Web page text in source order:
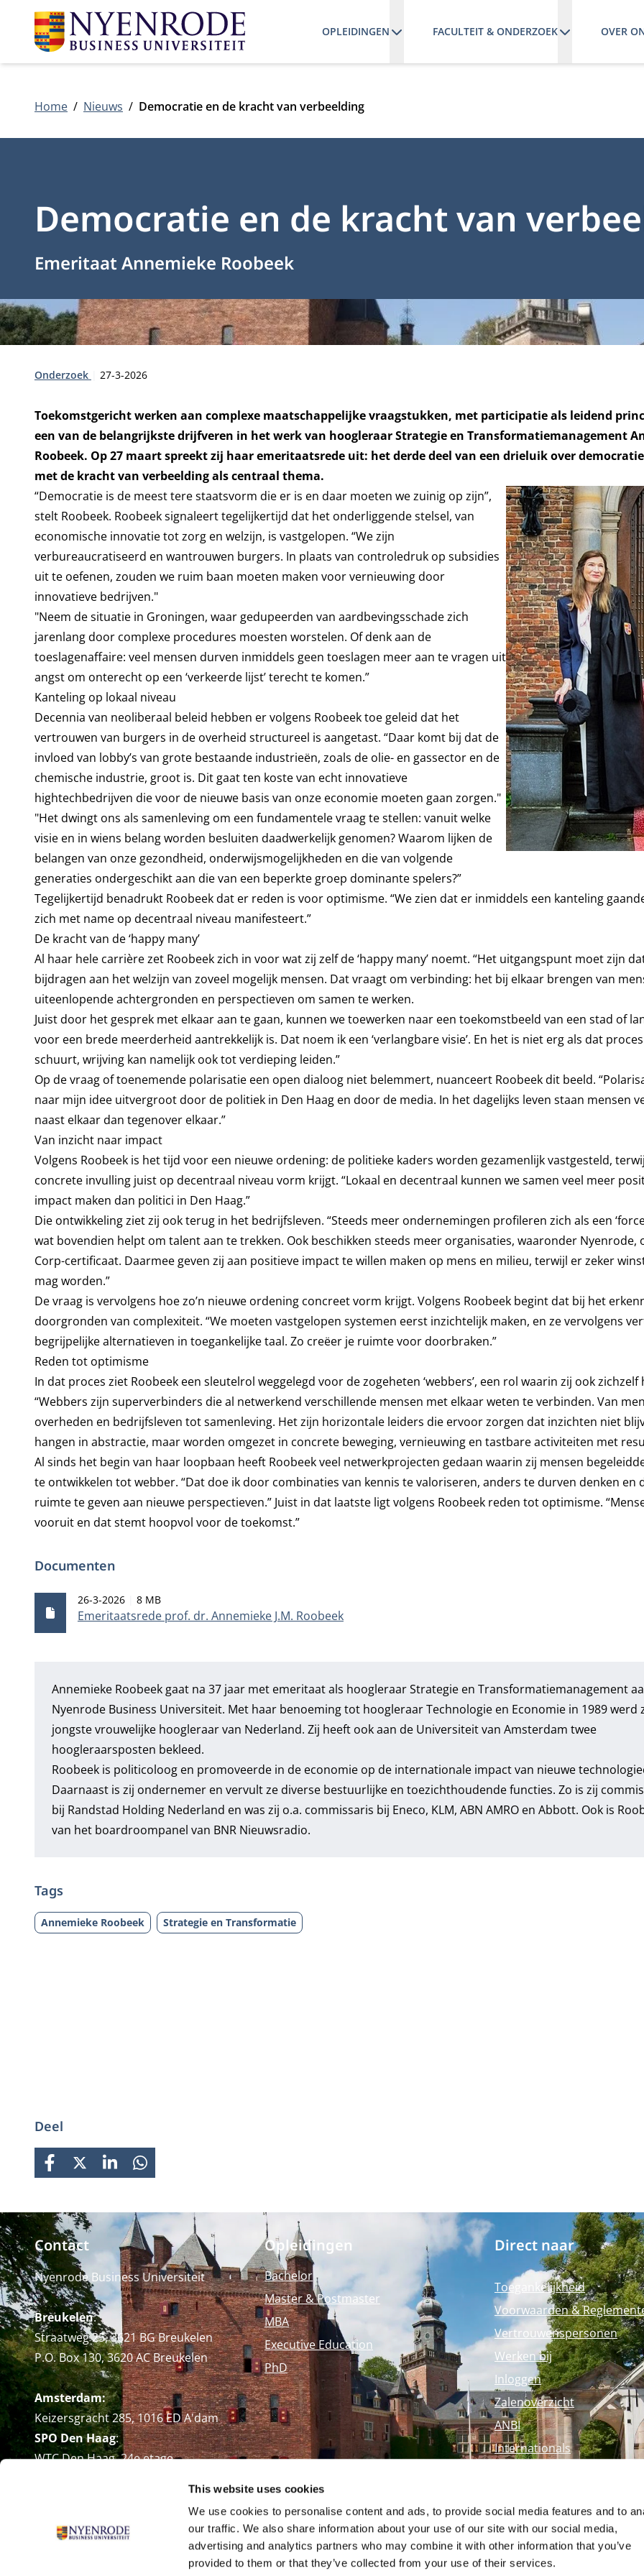
This website uses cookies
We use cookies to personalise content and ads, to provide social media features and to
our traffic. We also share information about your use of our site with our social media,
advertising and analytics partners who may combine it with other information that you’ve
provided to them or that they’ve collected from your use of their services.
OPLEIDINGEN FACULTEIT & ONDERZOEK OVER
Home Nieuws Democratie en de kracht van verbeelding
Democratie en de kracht van
Emeritaat Annemieke Roobeek
Type:
Onderzoek Publicatiedatum:
27-3-2026
Toekomstgericht werken aan complexe maatschappelijke vraagstukken, met participatie als leidend
een van de belangrijkste drijfveren in het werk van hoogleraar Strategie en Transformatiemanagement
Roobeek. Op 27 maart spreekt zij haar emeritaatsrede uit: het derde deel van een drieluik over
met de kracht van verbeelding als centraal thema.
“Democratie is de meest tere staatsvorm die er is en daar moeten we zuinig op zijn”,
stelt Roobeek. Roobeek signaleert tegelijkertijd dat het onderliggende stelsel, van
economische innovatie tot zorg en welzijn, is vastgelopen. “We zijn
verbureaucratiseerd en wantrouwen burgers. In plaats van controledruk op subsidies
uit te oefenen, zouden we ruim baan moeten maken voor vernieuwing door
innovatieve bedrijven."
"Neem de situatie in Groningen, waar gedupeerden van aardbevingsschade zich
jarenlang door complexe procedures moesten worstelen. Of denk aan de
toeslagenaffaire: veel mensen durven inmiddels geen toeslagen meer aan te vragen uit
angst om onterecht op een ‘verkeerde lijst’ terecht te komen.”
Kanteling op lokaal niveau
Decennia van neoliberaal beleid hebben er volgens Roobeek toe geleid dat het
vertrouwen van burgers in de overheid structureel is aangetast. “Daar komt bij dat de
invloed van lobby’s van grote bestaande industrieën, zoals de olie- en gassector en de
chemische industrie, groot is. Dit gaat ten koste van echt innovatieve
hightechbedrijven die voor de nieuwe basis van onze economie moeten gaan zorgen."
"Het dwingt ons als samenleving om een fundamentele vraag te stellen: vanuit welke
visie en in wiens belang worden besluiten daadwerkelijk genomen? Waarom lijken de
belangen van onze gezondheid, onderwijsmogelijkheden en die van volgende
generaties ondergeschikt aan die van een beperkte groep dominante spelers?”
Tegelijkertijd benadrukt Roobeek dat er reden is voor optimisme. “We zien dat er inmiddels een kanteling
zich met name op decentraal niveau manifesteert.”
De kracht van de ‘happy many’
Al haar hele carrière zet Roobeek zich in voor wat zij zelf de ‘happy many’ noemt. “Het uitgangspunt moet zijn
bijdragen aan het welzijn van zoveel mogelijk mensen. Dat vraagt om verbinding: het bij elkaar brengen van
uiteenlopende achtergronden en perspectieven om samen te werken.
Juist door het gesprek met elkaar aan te gaan, kunnen we toewerken naar een toekomstbeeld van een stad of
voor een brede meerderheid aantrekkelijk is. Dat noem ik een ‘verlangbare visie’. En het is niet erg als dat
schuurt, wrijving kan namelijk ook tot verdieping leiden.”
Op de vraag of toenemende polarisatie een open dialoog niet belemmert, nuanceert Roobeek dit beeld.
naar mijn idee uitvergroot door de politiek in Den Haag en door de media. In het dagelijks leven staan mensen
naast elkaar dan tegenover elkaar.”
Van inzicht naar impact
Volgens Roobeek is het tijd voor een nieuwe ordening: de politieke kaders worden gezamenlijk vastgesteld,
concrete invulling juist op decentraal niveau vorm krijgt. “Lokaal en decentraal kunnen we samen veel meer
impact maken dan politici in Den Haag.”
Die ontwikkeling ziet zij ook terug in het bedrijfsleven. “Steeds meer ondernemingen profileren zich als een
wat bovendien helpt om talent aan te trekken. Ook beschikken steeds meer organisaties, waaronder Nyenrode,
Corp-certificaat. Daarmee geven zij aan positieve impact te willen maken op mens en milieu, terwijl er zeker
mag worden.”
De vraag is vervolgens hoe zo’n nieuwe ordening concreet vorm krijgt. Volgens Roobeek begint dat bij het
doorgronden van complexiteit. “We moeten vastgelopen systemen eerst inzichtelijk maken, en ze vervolgens
begrijpelijke alternatieven in toegankelijke taal. Zo creëer je ruimte voor doorbraken.”
Reden tot optimisme
In dat proces ziet Roobeek een sleutelrol weggelegd voor de zogeheten ‘webbers’, een rol waarin zij ook zichzelf
“Webbers zijn superverbinders die al netwerkend verschillende mensen met elkaar weten te verbinden. Van
overheden en bedrijfsleven tot samenleving. Het zijn horizontale leiders die ervoor zorgen dat inzichten niet
hangen in abstractie, maar worden omgezet in concrete beweging, vernieuwing en tastbare activiteiten met
Al sinds het begin van haar loopbaan heeft Roobeek veel netwerkprojecten gedaan waarin zij mensen
te ontwikkelen tot webber. “Dat doe ik door combinaties van kennis te valoriseren, anders te durven denken en
ruimte te geven aan nieuwe perspectieven.” Juist in dat laatste ligt volgens Roobeek reden tot optimisme.
vooruit en dat stemt hoopvol voor de toekomst.”
Documenten
Emeritaatsrede prof. dr. Annemieke J.M. Roobeek
Publicatiedatum
26-3-2026 Bestandsgrootte
8 MB
Annemieke Roobeek gaat na 37 jaar met emeritaat als hoogleraar Strategie en Transformatiemanagement
Nyenrode Business Universiteit. Met haar benoeming tot hoogleraar Technologie en Economie in 1989 werd
jongste vrouwelijke hoogleraar van Nederland. Zij heeft ook aan de Universiteit van Amsterdam twee
hoogleraarsposten bekleed.
Roobeek is politicoloog en promoveerde in de economie op de internationale impact van nieuwe
Daarnaast is zij ondernemer en vervult ze diverse bestuurlijke en toezichthoudende functies. Zo is zij
bij Randstad Holding Nederland en was zij o.a. commissaris bij Eneco, KLM, ABN AMRO en Abbott. Ook is
van het boardroompanel van BNR Nieuwsradio.
Tags
Annemieke Roobeek Strategie en Transformatie
Deel
FACEBOOK
X LINKEDINWHATSAPP
Contact
Nyenrode Business Universiteit
Breukelen:
Straatweg 25, 3621 BG Breukelen
P.O. Box 130, 3620 AC Breukelen
Amsterdam:
Keizersgracht 285, 1016 ED A'dam
SPO Den Haag:
WTC Den Haag, 24e etage
+31 (0)346 29 1211
Opleidingen
Bachelor
Master & Postmaster
MBA
Executive Education
PhD
Direct naar
Toegankelijkheid
Voorwaarden &
Vertrouwenspersonen
Werken bij
Inloggen
Zalenoverzicht
ANBI
Internationals